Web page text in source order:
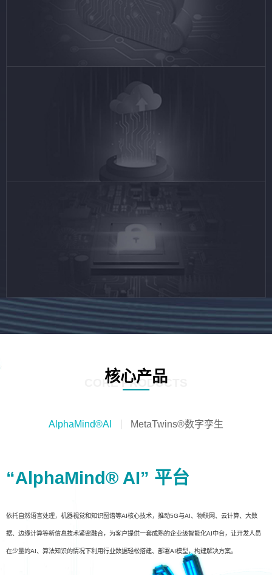
核心产品
CORE PRODUCTS
AlphaMind®AI MetaTwins®数字孪生
“AlphaMind® AI” 平台
依托自然语言处理，机器视觉和知识图谱等AI核心技术，推动5G与AI、物联网、云计算、大数
据、边缘计算等新信息技术紧密融合，为客户提供一套成熟的企业级智能化AI中台，让开发人员
在少量的AI、算法知识的情况下利用行业数据轻松搭建、部署AI模型，构建解决方案。